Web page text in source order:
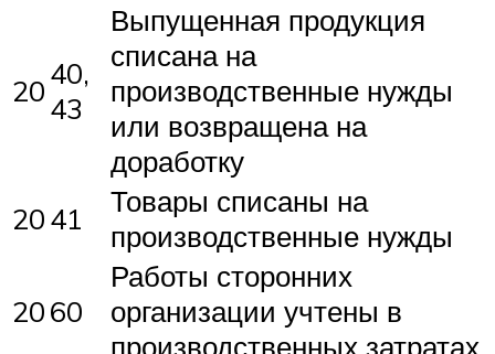
2040,
43
Выпущенная продукция
списана на
производственные нужды
или возвращена на
доработку
2041
Товары списаны на
производственные нужды
2060
Работы сторонних
организации учтены в
производственных затратах